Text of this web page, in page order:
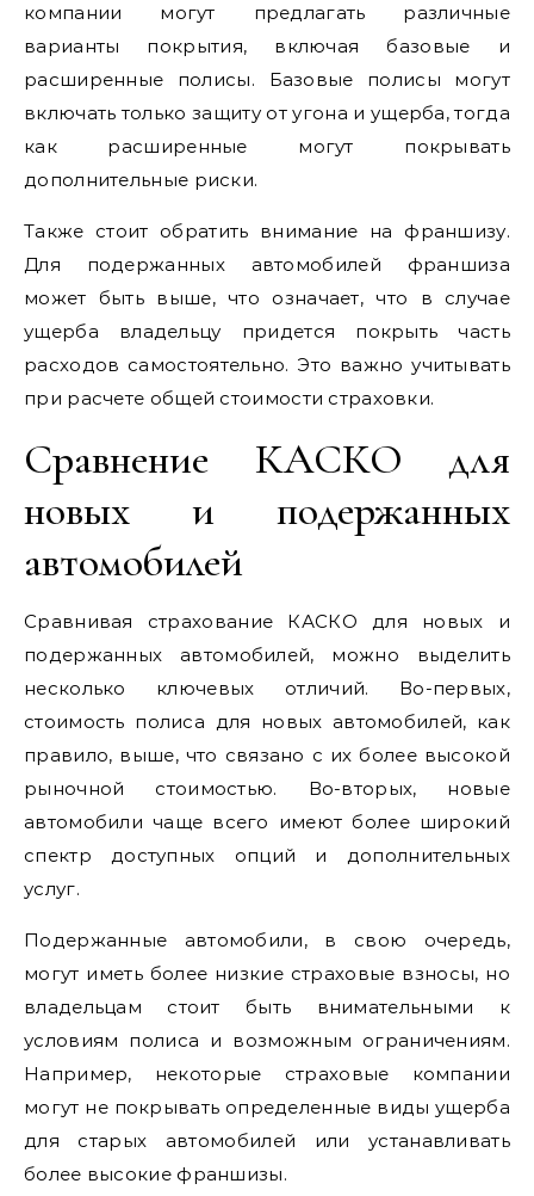
компании могут предлагать различные
варианты покрытия, включая базовые и
расширенные полисы. Базовые полисы могут
включать только защиту от угона и ущерба, тогда
как расширенные могут покрывать
дополнительные риски.
Также стоит обратить внимание на франшизу.
Для подержанных автомобилей франшиза
может быть выше, что означает, что в случае
ущерба владельцу придется покрыть часть
расходов самостоятельно. Это важно учитывать
при расчете общей стоимости страховки.
Сравнение КАСКО для
новых и подержанных
автомобилей
Сравнивая страхование КАСКО для новых и
подержанных автомобилей, можно выделить
несколько ключевых отличий. Во-первых,
стоимость полиса для новых автомобилей, как
правило, выше, что связано с их более высокой
рыночной стоимостью. Во-вторых, новые
автомобили чаще всего имеют более широкий
спектр доступных опций и дополнительных
услуг.
Подержанные автомобили, в свою очередь,
могут иметь более низкие страховые взносы, но
владельцам стоит быть внимательными к
условиям полиса и возможным ограничениям.
Например, некоторые страховые компании
могут не покрывать определенные виды ущерба
для старых автомобилей или устанавливать
более высокие франшизы.